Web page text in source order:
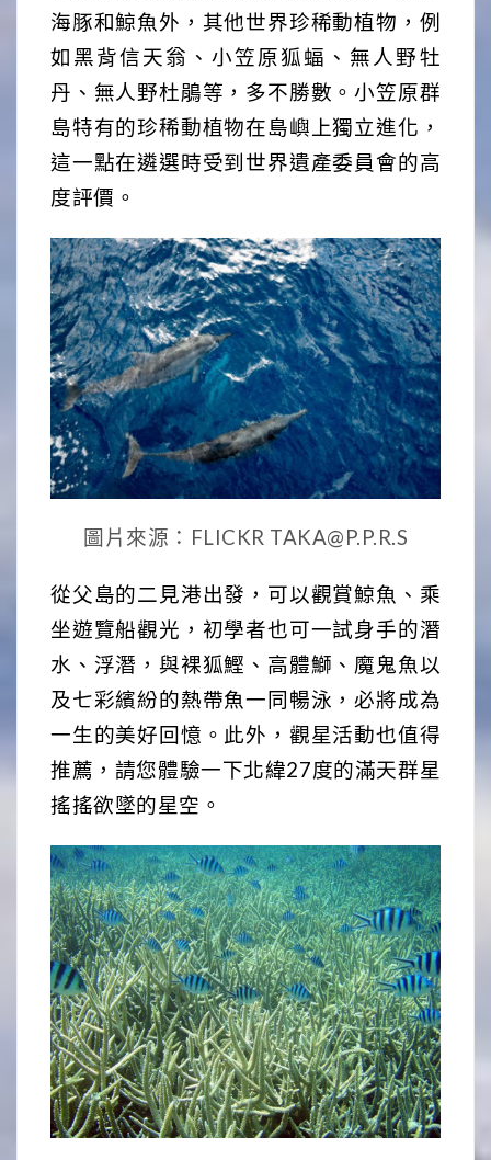
海豚和鯨魚外，其他世界珍稀動植物，例
如黑背信天翁、小笠原狐蝠、無人野牡
丹、無人野杜鵑等，多不勝數。小笠原群
島特有的珍稀動植物在島嶼上獨立進化，
這一點在遴選時受到世界遺產委員會的高
度評價。
圖片來源：FLICKR TAKA@P.P.R.S
從父島的二見港出發，可以觀賞鯨魚、乘
坐遊覽船觀光，初學者也可一試身手的潛
水、浮潛，與裸狐鰹、高體鰤、魔鬼魚以
及七彩繽紛的熱帶魚一同暢泳，必將成為
一生的美好回憶。此外，觀星活動也值得
推薦，請您體驗一下北緯27度的滿天群星
搖搖欲墜的星空。